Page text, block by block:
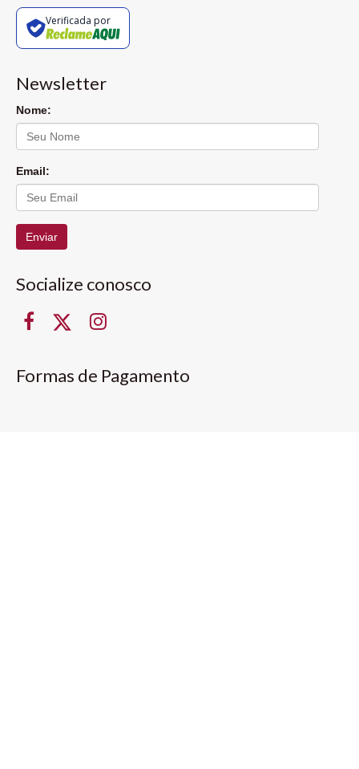
Verificada por
Newsletter
Nome:
Email:
Enviar
Socialize conosco
Formas de Pagamento